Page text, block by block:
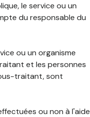
le service ou un
du responsable du
ou un organisme
et les personnes
traitant, sont
ou non à l'aide